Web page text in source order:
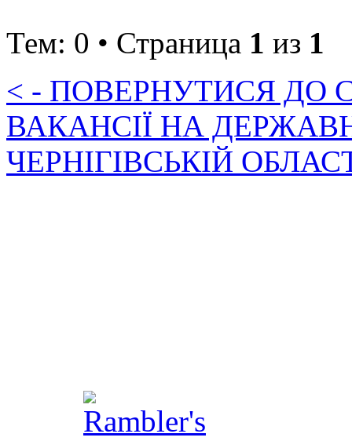
Тем: 0 • Страница 1 из 1
< - ПОВЕРНУТИСЯ ДО
ВАКАНСІЇ НА
ЧЕРНІГІВСЬКІЙ